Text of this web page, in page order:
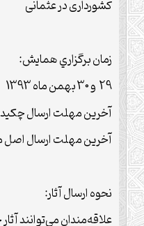
کشورداری در عثمانی
زمان برگزاري همايش:
29 و 30 بهمن ماه 1393
آخرين مهلت ارسال چكيده‌ها: 30
آخرين مهلت ارسال اصل مقالات:
نحوه ارسال آثار:
علاقه‌مندان می‌توانند